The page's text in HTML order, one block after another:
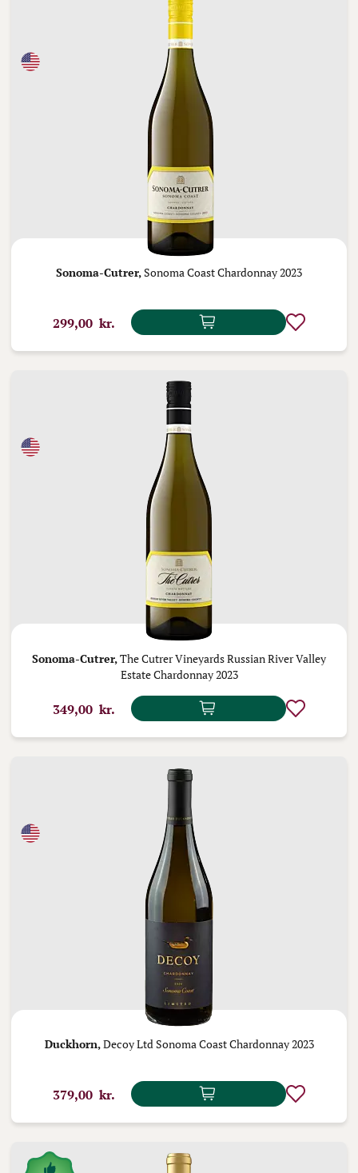
Sonoma-Cutrer,Sonoma Coast Chardonnay 2023
299,00 kr.
Sonoma-Cutrer, The Cutrer Vineyards Russian River Valley
Estate Chardonnay 2023
349,00 kr.
Duckhorn,Decoy Ltd Sonoma Coast Chardonnay 2023
379,00 kr.